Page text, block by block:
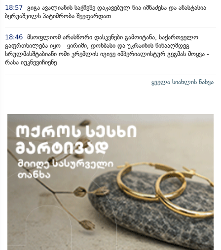
18:57 გიგა ავალიანის საქმეზე დაკავებულ ნია იმნაძესა და ანასტასია
ბერუაშვილს პატიმრობა შეეფარდათ
18:46 მსოფლიომ არასწორი დასკვნები გამოიტანა, საქართველო
გაფრთხილება იყო - ყირიმი, დონბასი და უკრაინის წინააღმდეგ
სრულმასშტაბიანი ომი კრემლის იგივე იმპერიალისტურ გეგმას მოყვა -
რასა იუკნევიჩიენე
ყველა სიახლის ნახვა